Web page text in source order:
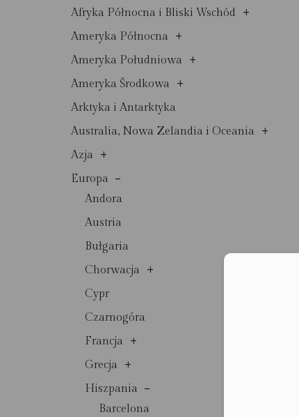
Afryka Północna i Bliski Wschód +
Ameryka Północna +
Ameryka Południowa +
Ameryka Środkowa +
Arktyka i Antarktyka
Australia, Nowa Zelandia i Oceania
+
Azja +
Europa -
Andora
Austria
Bułgaria
Chorwacja
+
Cypr
Czarnogóra
Francja
+
Grecja +
Hiszpania -
Barcelona